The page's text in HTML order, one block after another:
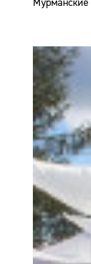
Мурманские